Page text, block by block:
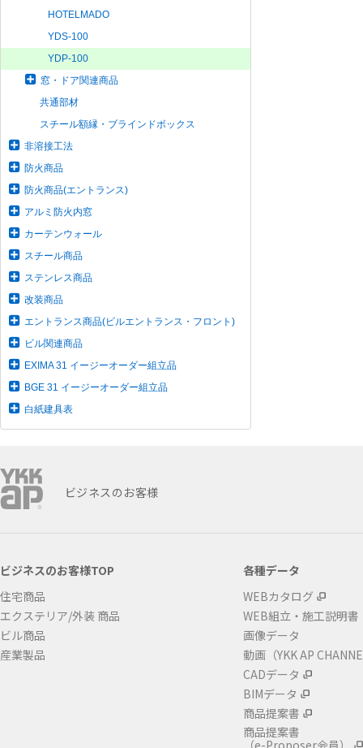
HOTELMADO
YDS-100
YDP-100
窓・ドア関連商品
共通部材
スチール額縁・ブラインドボックス
非溶接工法
防火商品
防火商品(エントランス)
アルミ防火内窓
カーテンウォール
スチール商品
ステンレス商品
改装商品
エントランス商品(ビルエントランス・フロント)
ビル関連商品
EXIMA 31 イージーオーダー組立品
BGE 31 イージーオーダー組立品
白紙建具表
ビジネスのお客様
ビジネスのお客様TOP
住宅商品
エクステリア/外装 商品
ビル商品
産業製品
各種データ
WEBカタログ
WEB組立・施工説明書
画像データ
動画（YKK AP
CADデータ
BIMデータ
商品提案書
商品提案書
（e-Proposer会員）